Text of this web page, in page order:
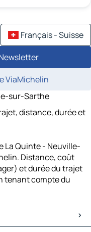
Français - Suisse
ViaMichelin
sur-Sarthe
distance, durée et
La Quinte - Neuville-
Distance, coût
et durée du trajet
tenant compte du